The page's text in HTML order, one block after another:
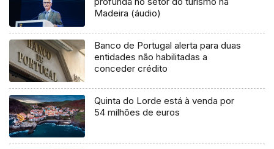
Madeira (áudio)
Banco de Portugal alerta para duas
entidades não habilitadas a
conceder crédito
Quinta do Lorde está à venda por
54 milhões de euros